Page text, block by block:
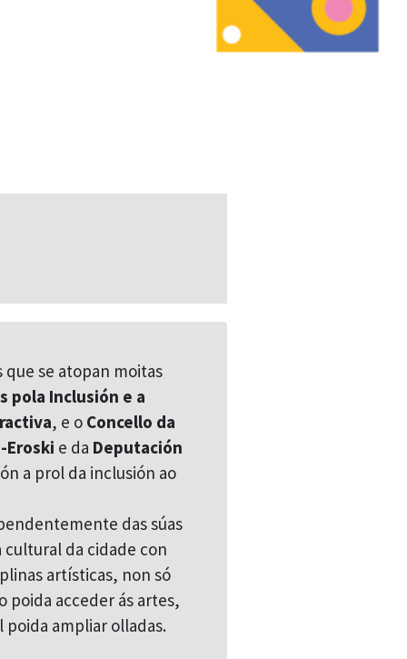
que se atopan moitas
pola Inclusión e a
, e o Concello da
Eroski e da Deputación
a prol da inclusión ao
das súas
cultural da cidade con
artísticas, non só
poida acceder ás artes,
ampliar olladas.